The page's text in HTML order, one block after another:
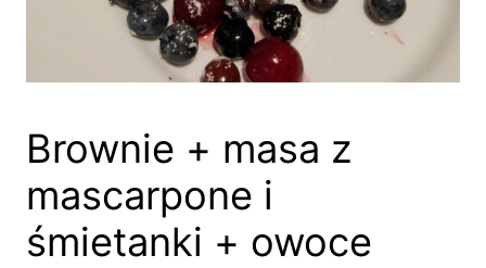
Brownie + masa z
mascarpone i
śmietanki + owoce